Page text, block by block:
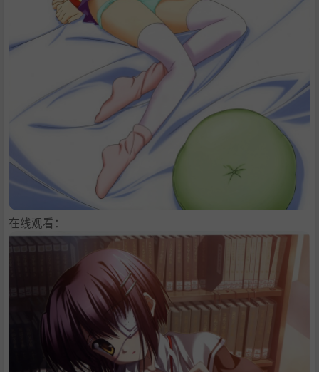
在线观看：